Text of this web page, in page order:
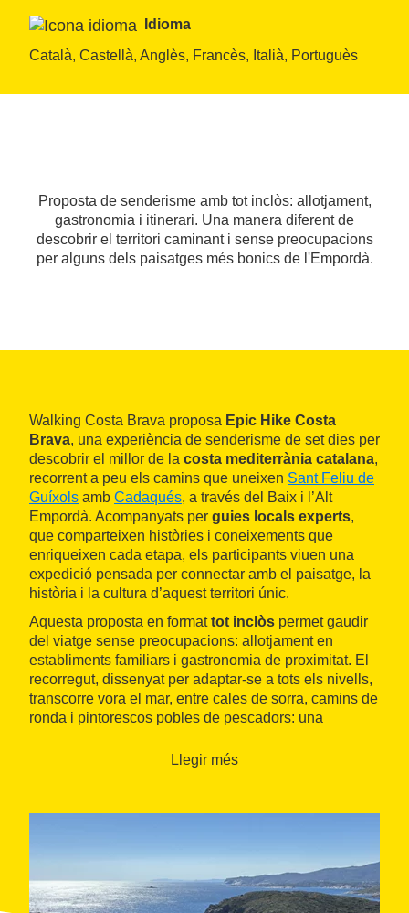
Idioma
Català, Castellà, Anglès, Francès, Italià, Portuguès
Proposta de senderisme amb tot inclòs: allotjament,
gastronomia i itinerari. Una manera diferent de
descobrir el territori caminant i sense preocupacions
per alguns dels paisatges més bonics de l'Empordà.
Walking Costa Brava proposa Epic Hike Costa
Brava, una experiència de senderisme de set dies per
descobrir el millor de la costa mediterrània catalana,
recorrent a peu els camins que uneixen Sant Feliu de
Guíxols amb Cadaqués, a través del Baix i l’Alt
Empordà. Acompanyats per guies locals experts,
que comparteixen històries i coneixements que
enriqueixen cada etapa, els participants viuen una
expedició pensada per connectar amb el paisatge, la
història i la cultura d’aquest territori únic.
Aquesta proposta en formattot inclòs permet gaudir
del viatge sense preocupacions: allotjament en
establiments familiars i gastronomia de proximitat. El
recorregut, dissenyat per adaptar-se a tots els nivells,
transcorre vora el mar, entre cales de sorra, camins de
ronda i pintorescos pobles de pescadors: una
Tot està pensat perquè els participants només s’hagin
Llegir més